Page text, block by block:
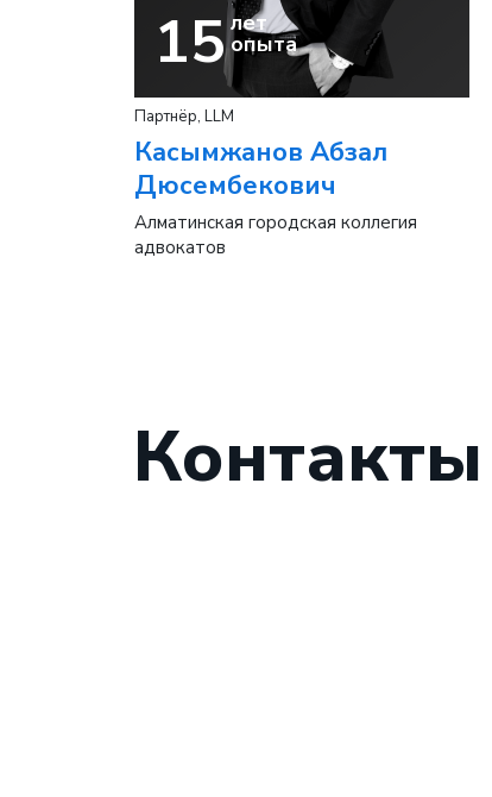
15лет
опыта
Партнёр, LLM
Касымжанов Абзал
Дюсембекович
Алматинская городская коллегия
адвокатов
Контакты